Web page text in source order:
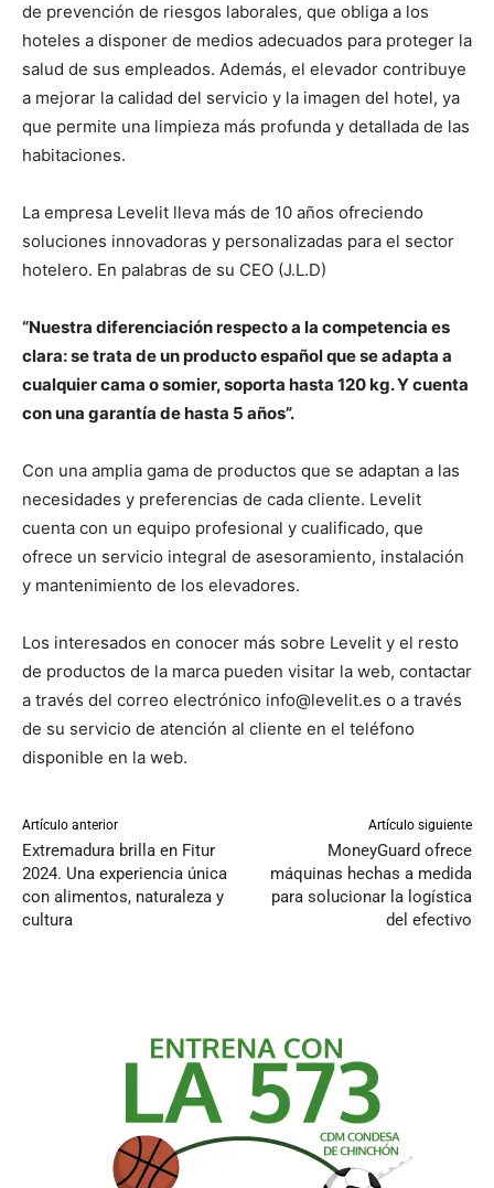
de prevención de riesgos laborales, que obliga a los
hoteles a disponer de medios adecuados para proteger la
salud de sus empleados. Además, el elevador contribuye
a mejorar la calidad del servicio y la imagen del hotel, ya
que permite una limpieza más profunda y detallada de las
habitaciones.
La empresa Levelit lleva más de 10 años ofreciendo
soluciones innovadoras y personalizadas para el sector
hotelero. En palabras de su CEO (J.L.D)
“Nuestra diferenciación respecto a la competencia es
clara: se trata de un producto español que se adapta a
cualquier cama o somier, soporta hasta 120 kg. Y cuenta
con una garantía de hasta 5 años”.
Con una amplia gama de productos que se adaptan a las
necesidades y preferencias de cada cliente. Levelit
cuenta con un equipo profesional y cualificado, que
ofrece un servicio integral de asesoramiento, instalación
y mantenimiento de los elevadores.
Los interesados en conocer más sobre Levelit y el resto
de productos de la marca pueden visitar la web, contactar
a través del correo electrónico info@levelit.es o a través
de su servicio de atención al cliente en el teléfono
disponible en la web.
Artículo anterior
Extremadura brilla en Fitur
2024. Una experiencia única
con alimentos, naturaleza y
cultura
Artículo siguiente
MoneyGuard ofrece
máquinas hechas a medida
para solucionar la logística
del efectivo